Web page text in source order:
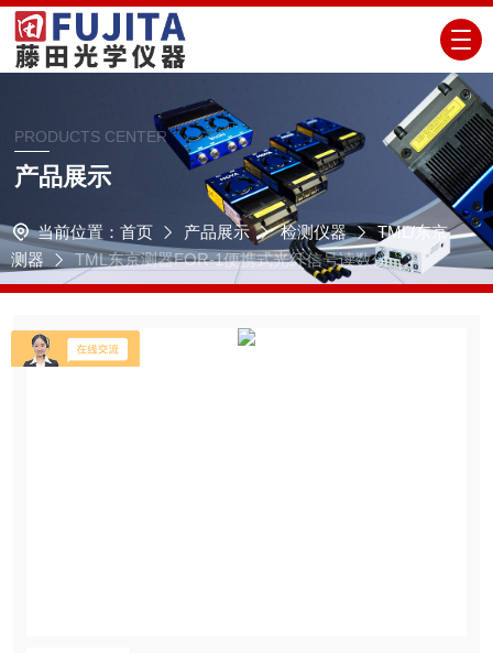
PRODUCTS CENTER
产品展示
当前位置： 首页 产品展示 检测仪器
TML/东京
测器
TML东京测器FOR-1便携式光纤信号读数仪